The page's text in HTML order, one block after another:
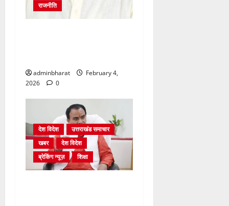
राजनीति
adminbharat
February 4,
2026
0
देश विदेश
उत्तराखंड समाचार
खबर
देश विदेश
ब्रेकिंग न्यूज़
शिक्षा